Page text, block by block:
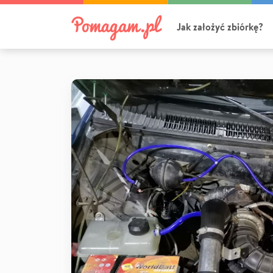
Jak założyć zbiórkę?